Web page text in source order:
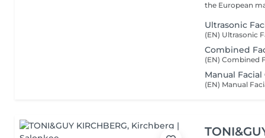
the European
Ultrasonic
Combined
Manual